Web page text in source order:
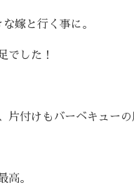
嫁と行く事に。
でした！
片付けもバーベキューの
高。